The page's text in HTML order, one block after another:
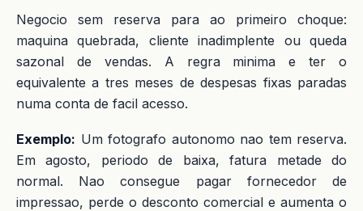
Negocio sem reserva para ao primeiro choque:
maquina quebrada, cliente inadimplente ou queda
sazonal de vendas. A regra minima e ter o
equivalente a tres meses de despesas fixas paradas
numa conta de facil acesso.
Exemplo: Um fotografo autonomo nao tem reserva.
Em agosto, periodo de baixa, fatura metade do
normal. Nao consegue pagar fornecedor de
impressao, perde o desconto comercial e aumenta o